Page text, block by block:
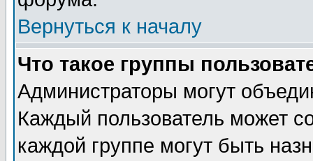
Вернуться к началу
Что такое группы
Администраторы могут
Каждый пользователь может
каждой группе могут быть